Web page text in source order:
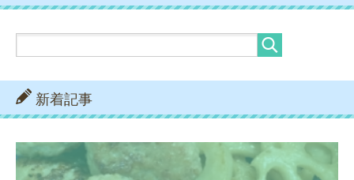
新着記事